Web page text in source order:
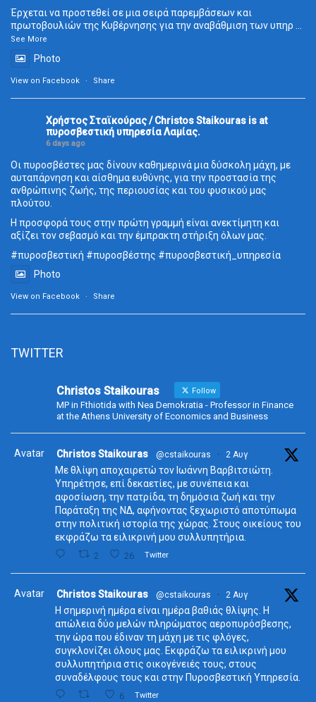
Έρχεται να προστεθεί σε μια σειρά παρεμβάσεων και
πρωτοβουλιών της Κυβέρνησης για την αναβάθμιση των υπηρ ...
See More
Photo
View on Facebook · Share
Χρήστος Σταϊκούρας / Christos Staikouras is at
πυροσβεστική υπηρεσία Λαμίας.
6 days ago
Οι πυροσβέστες μας δίνουν καθημερινά μια δύσκολη μάχη, με
αυταπάρνηση και αίσθημα ευθύνης, για την προστασία της
ανθρώπινης ζωής, της περιουσίας και του φυσικού μας
πλούτου.
Η προσφορά τους στην πρώτη γραμμή είναι ανεκτίμητη και
αξίζει τον σεβασμό και την έμπρακτη στήριξη όλων μας.
#πυροσβεστική #πυροσβέστης #πυροσβεστική_ υπηρεσία
Photo
View on Facebook · Share
TWITTER
Christos Staikouras Follow
MP in Fthiotida with Nea Demokratia - Professor in Finance
at the Athens University of Economics and Business
Avatar Christos Staikouras @cstaikouras · 2 Αυγ
Με θλίψη αποχαιρετώ τον Ιωάννη Βαρβιτσιώτη.
Υπηρέτησε, επί δεκαετίες, με συνέπεια και
αφοσίωση, την πατρίδα, τη δημόσια ζωή και την
Παράταξη της ΝΔ, αφήνοντας ξεχωριστό αποτύπωμα
στην πολιτική ιστορία της χώρας. Στους οικείους του
εκφράζω τα ειλικρινή μου συλλυπητήρια.
2 26 Twitter
Avatar Christos Staikouras @cstaikouras · 2 Αυγ
Η σημερινή ημέρα είναι ημέρα βαθιάς θλίψης. Η
απώλεια δύο μελών πληρώματος αεροπυρόσβεσης,
την ώρα που έδιναν τη μάχη με τις φλόγες,
συγκλονίζει όλους μας. Εκφράζω τα ειλικρινή μου
συλλυπητήρια στις οικογένειές τους, στους
συναδέλφους τους και στην Πυροσβεστική Υπηρεσία.
6 Twitter